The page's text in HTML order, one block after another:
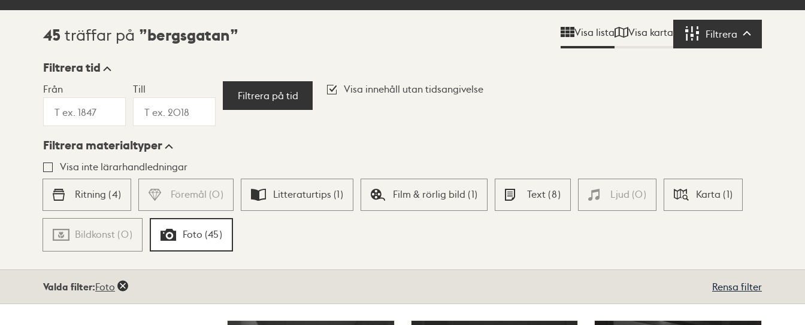
Sökresultat
45 träffar på bergsgatan Visa lista Visa karta Filtrera Filtrera
Visningsläge
Lista Karta
Filtrera tid
Från Till
Filtrera på tid
Visa innehåll utan tidsangivelse
Filtrera materialtyper
Visa inte lärarhandledningar
Ritning (4) Föremål (0) Litteraturtips (1) Film & rörlig bild (1) Text (8) Ljud (0) Karta (1)
Bildkonst (0) Foto (45)
Valda filter:Foto Rensa filter